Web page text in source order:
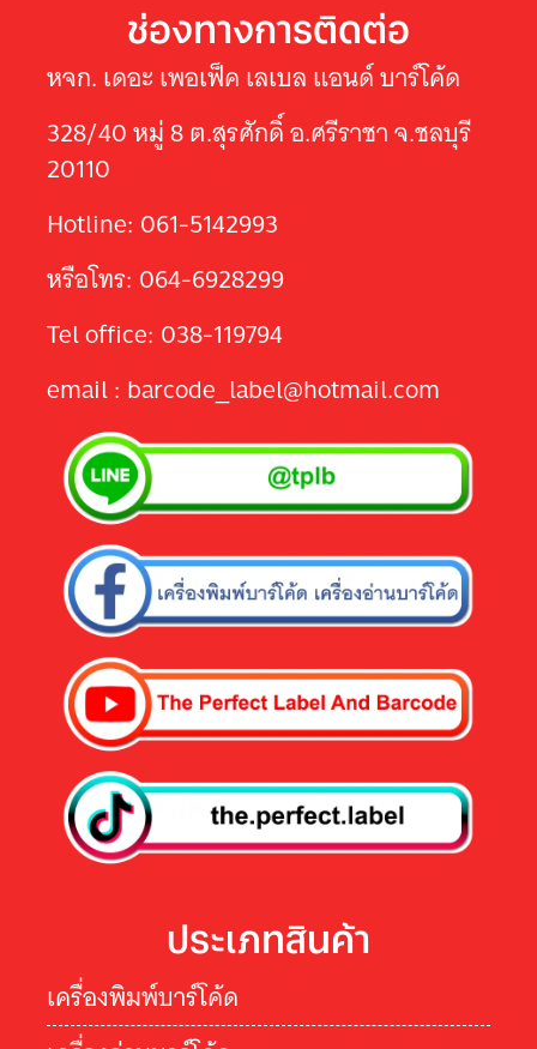
ช่องทางการติดต่อ
หจก. เดอะ เพอเฟ็ค เลเบล แอนด์ บาร์โค้ด
328/40 หมู่ 8 ต.สุรศักดิ์ อ.ศรีราชา จ.ชลบุรี
20110
Hotline: 061-5142993
หรือโทร: 064-6928299
Tel office: 038-119794
email : barcode_label@hotmail.com
ประเภทสินค้า
เครื่องพิมพ์บาร์โค้ด